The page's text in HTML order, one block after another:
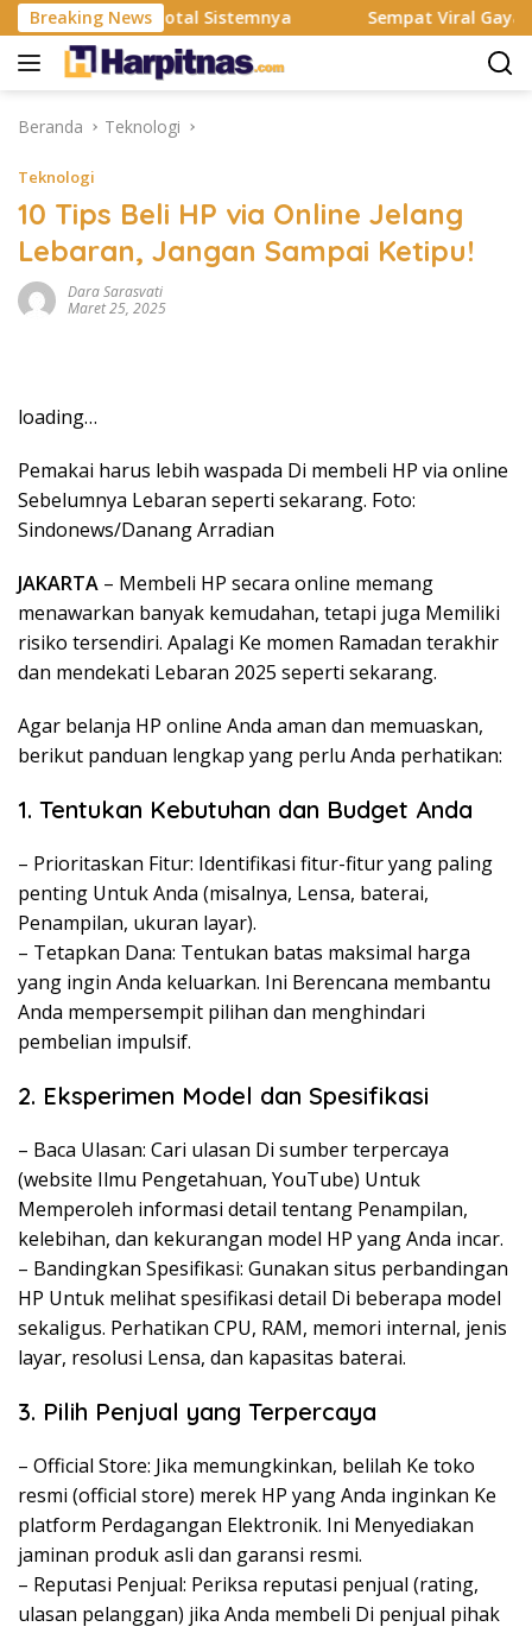
Langsung
ke
konten
Breaking News
Rombak Total Sistemnya Sempat Viral Gaya ASI
Beranda Teknologi
Teknologi
10 Tips Beli HP via Online Jelang
Lebaran, Jangan Sampai Ketipu!
Dara Sarasvati
Maret 25, 2025
loading…
Pemakai harus lebih waspada Di membeli HP via online
Sebelumnya Lebaran seperti sekarang. Foto:
Sindonews/Danang Arradian
JAKARTA – Membeli HP secara online memang
menawarkan banyak kemudahan, tetapi juga Memiliki
risiko tersendiri. Apalagi Ke momen Ramadan terakhir
dan mendekati Lebaran 2025 seperti sekarang.
Agar belanja HP online Anda aman dan memuaskan,
berikut panduan lengkap yang perlu Anda perhatikan:
1. Tentukan Kebutuhan dan Budget Anda
– Prioritaskan Fitur: Identifikasi fitur-fitur yang paling
penting Untuk Anda (misalnya, Lensa, baterai,
Penampilan, ukuran layar).
– Tetapkan Dana: Tentukan batas maksimal harga
yang ingin Anda keluarkan. Ini Berencana membantu
Anda mempersempit pilihan dan menghindari
pembelian impulsif.
2. Eksperimen Model dan Spesifikasi
– Baca Ulasan: Cari ulasan Di sumber terpercaya
(website Ilmu Pengetahuan, YouTube) Untuk
Memperoleh informasi detail tentang Penampilan,
kelebihan, dan kekurangan model HP yang Anda incar.
– Bandingkan Spesifikasi: Gunakan situs perbandingan
HP Untuk melihat spesifikasi detail Di beberapa model
sekaligus. Perhatikan CPU, RAM, memori internal, jenis
layar, resolusi Lensa, dan kapasitas baterai.
3. Pilih Penjual yang Terpercaya
– Official Store: Jika memungkinkan, belilah Ke toko
resmi (official store) merek HP yang Anda inginkan Ke
platform Perdagangan Elektronik. Ini Menyediakan
jaminan produk asli dan garansi resmi.
– Reputasi Penjual: Periksa reputasi penjual (rating,
ulasan pelanggan) jika Anda membeli Di penjual pihak